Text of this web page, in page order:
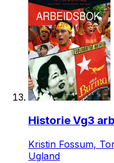
Historie Vg3
Kristin Fossum,
Ugland